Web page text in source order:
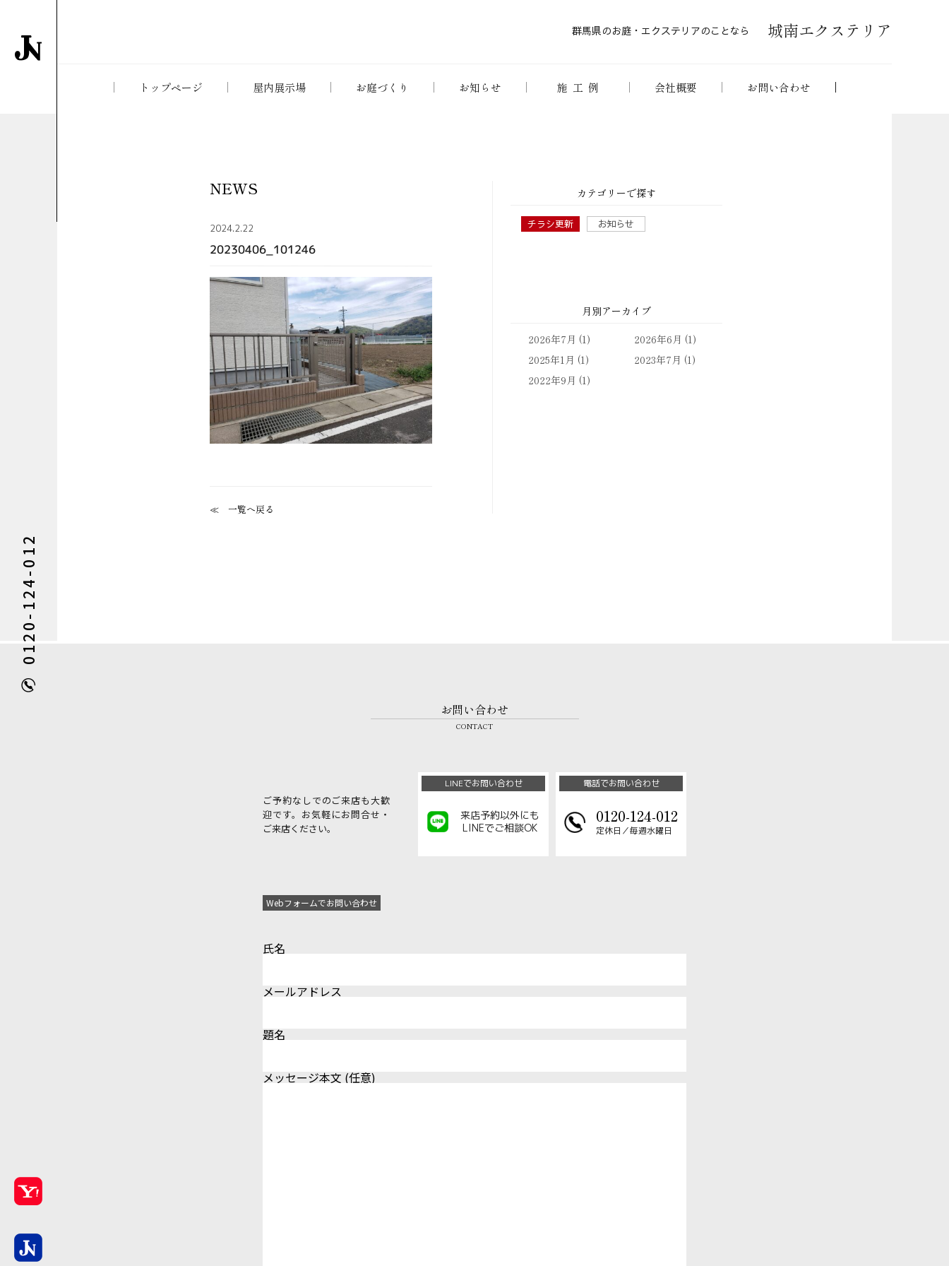
群馬県のお庭・エクステリアのことなら 城南エクステリア
トップページ 屋内展示場 お庭づくり お知らせ 施工例 会社概要 お問い合わせ
0120-124-012
NEWS
2024.2.22
20230406_101246
一覧へ戻る
カテゴリーで探す
チラシ更新 お知らせ
月別アーカイブ
2026年7月 (1) 2026年6月 (1)
2025年1月 (1) 2023年7月 (1)
2022年9月 (1)
お問い合わせ
CONTACT
ご予約なしでのご来店も大歓
迎です。お気軽にお問合せ・
ご来店ください。
LINEでお問い合わせ
来店予約以外にも
LINEでご相談OK
電話でお問い合わせ
0120-124-012
定休日／毎週水曜日
Webフォームでお問い合わせ
氏名
メールアドレス
題名
メッセージ本文 (任意)